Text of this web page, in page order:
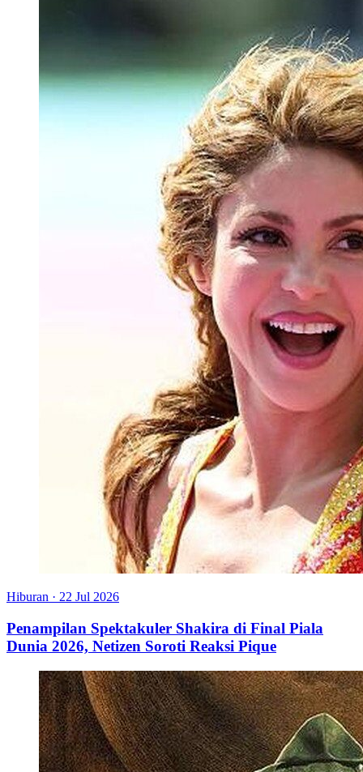
Hiburan · 22 Jul 2026
Penampilan Spektakuler Shakira di Final Piala
Dunia 2026, Netizen Soroti Reaksi Pique